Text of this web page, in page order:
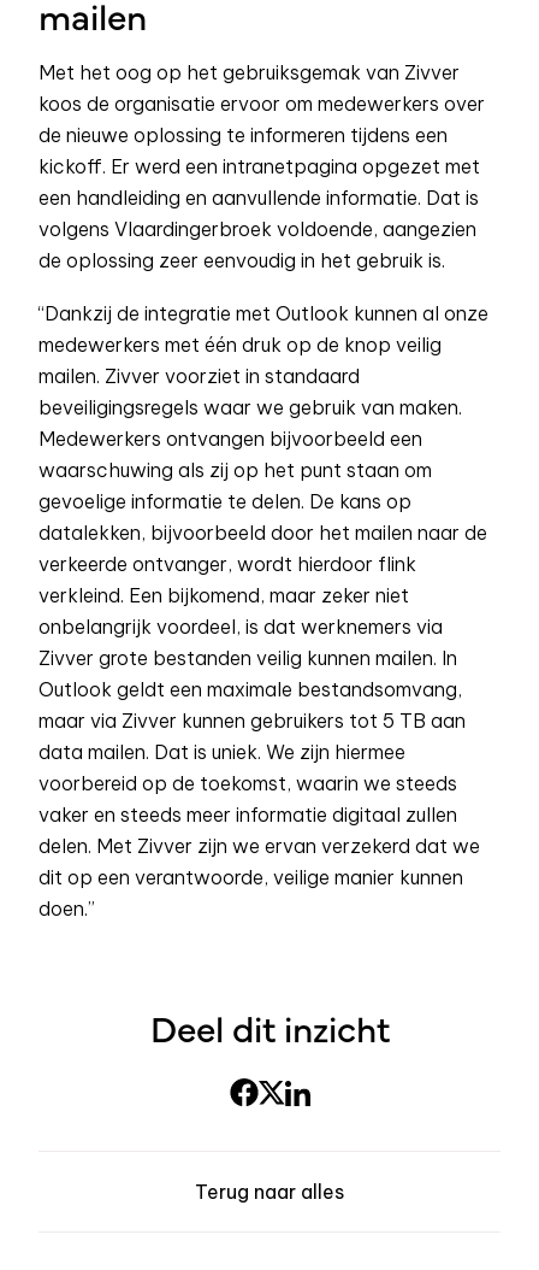
mailen
Met het oog op het gebruiksgemak van Zivver
koos de organisatie ervoor om medewerkers over
de nieuwe oplossing te informeren tijdens een
kickoff. Er werd een intranetpagina opgezet met
een handleiding en aanvullende informatie. Dat is
volgens Vlaardingerbroek voldoende, aangezien
de oplossing zeer eenvoudig in het gebruik is.
“Dankzij de integratie met Outlook kunnen al onze
medewerkers met één druk op de knop veilig
mailen. Zivver voorziet in standaard
beveiligingsregels waar we gebruik van maken.
Medewerkers ontvangen bijvoorbeeld een
waarschuwing als zij op het punt staan om
gevoelige informatie te delen. De kans op
datalekken, bijvoorbeeld door het mailen naar de
verkeerde ontvanger, wordt hierdoor flink
verkleind. Een bijkomend, maar zeker niet
onbelangrijk voordeel, is dat werknemers via
Zivver grote bestanden veilig kunnen mailen. In
Outlook geldt een maximale bestandsomvang,
maar via Zivver kunnen gebruikers tot 5 TB aan
data mailen. Dat is uniek. We zijn hiermee
voorbereid op de toekomst, waarin we steeds
vaker en steeds meer informatie digitaal zullen
delen. Met Zivver zijn we ervan verzekerd dat we
dit op een verantwoorde, veilige manier kunnen
doen.”
Deel dit inzicht
Terug naar alles